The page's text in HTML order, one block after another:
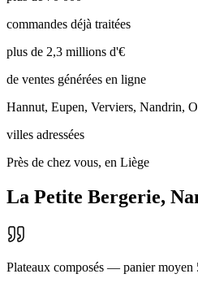
commandes déjà traitées
plus de 2,3 millions d'€
de ventes générées en ligne
Hannut, Eupen, Verviers, Nandrin,
villes adressées
Près de chez vous, en Liège
La Petite Bergerie,
Plateaux composés — panier moyen